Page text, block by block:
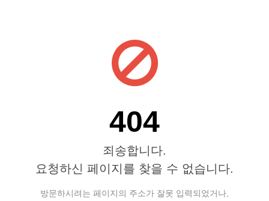
404
죄송합니다.
요청하신 페이지를 찾을 수 없습니다.
방문하시려는 페이지의 주소가 잘못 입력되었거나,